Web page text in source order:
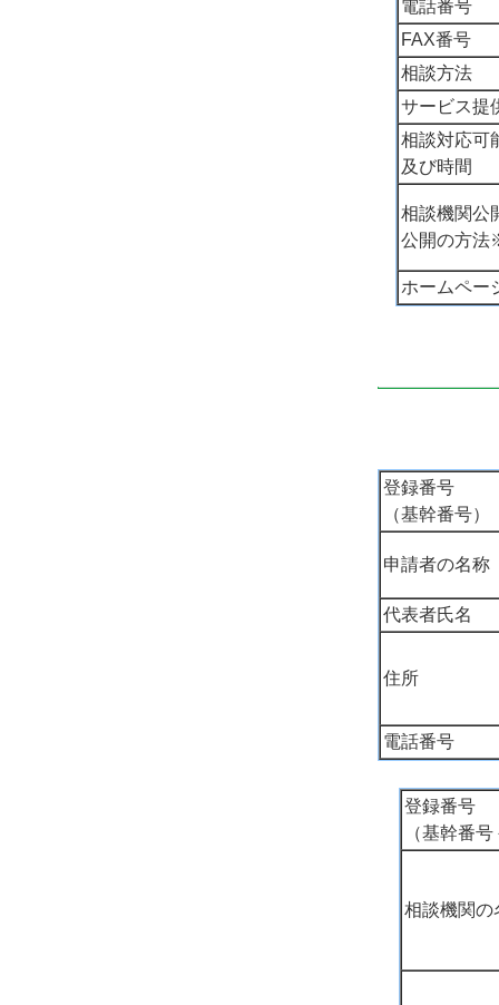
電話番号
FAX番号
相談方法
サービス
相談対応可
及び時間
相談機関公
公開の方
ホームペー
登録番号
（基幹番号）
申請者の名称
代表者氏名
住所
電話番号
登録番号
（基幹番
相談機関の